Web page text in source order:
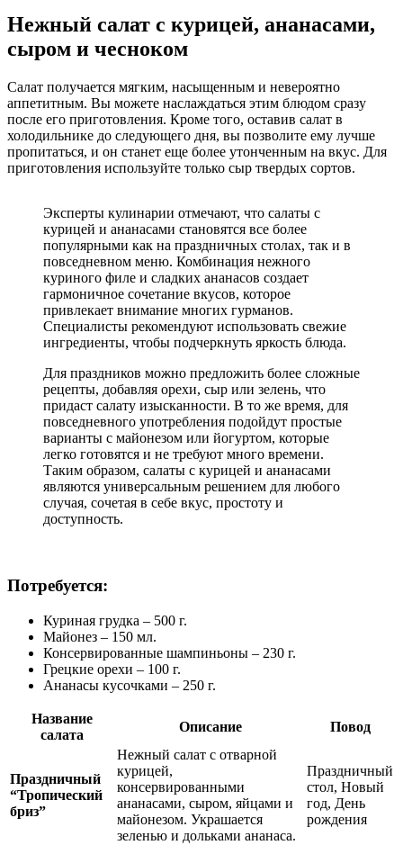
Нежный салат с курицей, ананасами,
сыром и чесноком
Салат получается мягким, насыщенным и невероятно
аппетитным. Вы можете наслаждаться этим блюдом сразу
после его приготовления. Кроме того, оставив салат в
холодильнике до следующего дня, вы позволите ему лучше
пропитаться, и он станет еще более утонченным на вкус. Для
приготовления используйте только сыр твердых сортов.
Эксперты кулинарии отмечают, что салаты с
курицей и ананасами становятся все более
популярными как на праздничных столах, так и в
повседневном меню. Комбинация нежного
куриного филе и сладких ананасов создает
гармоничное сочетание вкусов, которое
привлекает внимание многих гурманов.
Специалисты рекомендуют использовать свежие
ингредиенты, чтобы подчеркнуть яркость блюда.
Для праздников можно предложить более сложные
рецепты, добавляя орехи, сыр или зелень, что
придаст салату изысканности. В то же время, для
повседневного употребления подойдут простые
варианты с майонезом или йогуртом, которые
легко готовятся и не требуют много времени.
Таким образом, салаты с курицей и ананасами
являются универсальным решением для любого
случая, сочетая в себе вкус, простоту и
доступность.
Потребуется:
Куриная грудка – 500 г.
Майонез – 150 мл.
Консервированные шампиньоны – 230 г.
Грецкие орехи – 100 г.
Ананасы кусочками – 250 г.
Название
салата
Описание Повод
Праздничный
“Тропический
бриз”
Нежный салат с отварной
курицей,
консервированными
ананасами, сыром, яйцами и
майонезом. Украшается
зеленью и дольками ананаса.
Праздничный
стол, Новый
год, День
рождения